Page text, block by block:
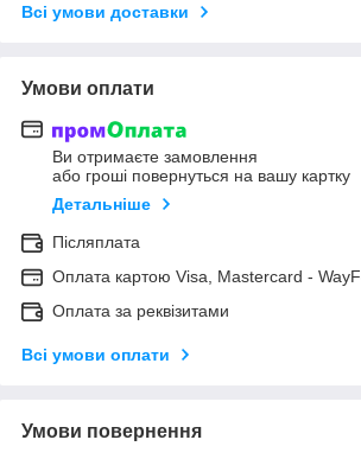
Всі умови доставки
Умови оплати
Ви отримаєте замовлення
або гроші повернуться на вашу картку
Детальніше
Післяплата
Оплата картою Visa, Mastercard -
Оплата за реквізитами
Всі умови оплати
Умови повернення